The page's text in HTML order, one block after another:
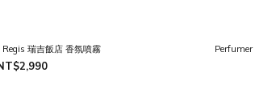
瑞吉飯店 香氛噴霧 Perfumer